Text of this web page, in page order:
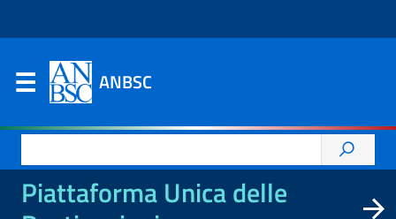
ANBSC
per:
Piattaforma Unica delle